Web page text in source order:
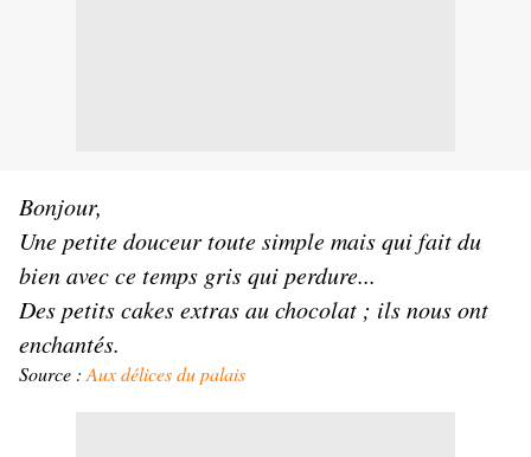
Bonjour,
Une petite douceur toute simple mais qui fait du
bien avec ce temps gris qui perdure...
Des petits cakes extras au chocolat ; ils nous ont
enchantés.
Source : Aux délices du palais